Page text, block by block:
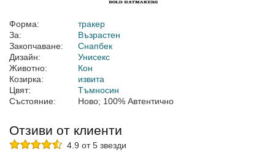
Форма:
тракер
За:
Възрастен
Закопчаване:
Снапбек
Дизайн:
Унисекс
Животно:
Кон
Козирка:
извита
Цвят:
Тъмносин
Състояние:
Ново; 100% Автентично
Отзиви от клиенти
4.9 от 5 звезди